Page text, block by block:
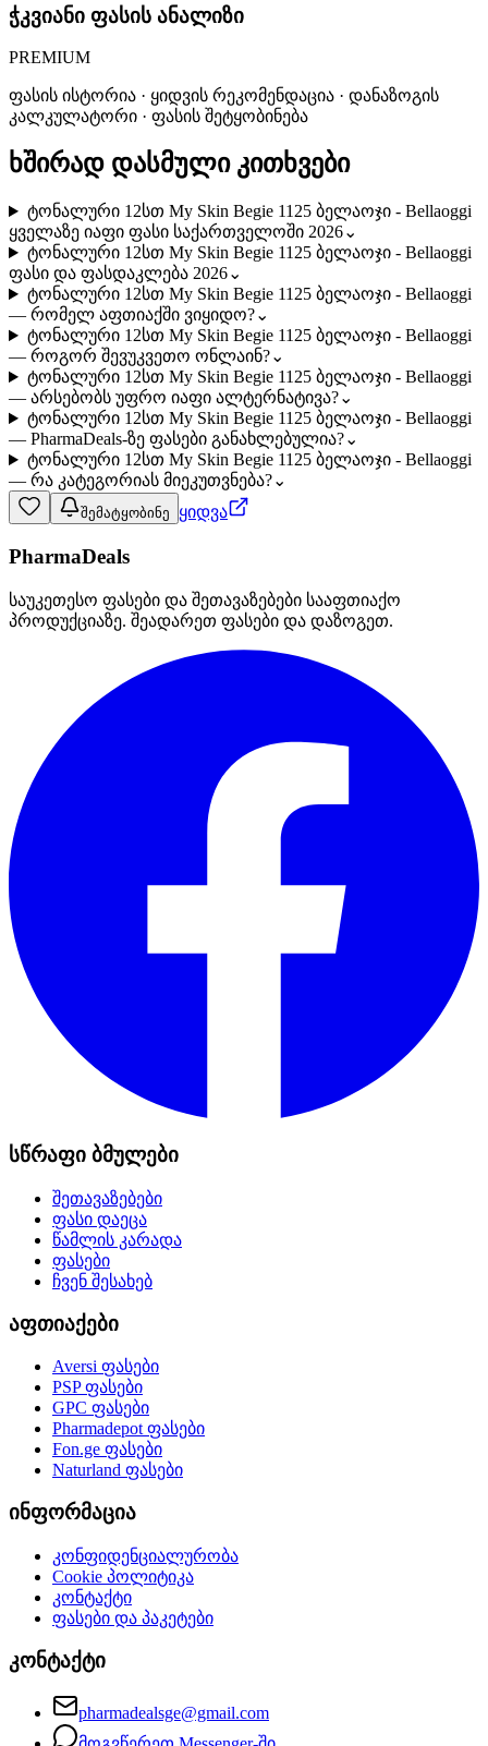
ჭკვიანი ფასის ანალიზი
PREMIUM
ფასის ისტორია · ყიდვის რეკომენდაცია · დანაზოგის
კალკულატორი · ფასის შეტყობინება
ხშირად დასმული კითხვები
ტონალური 12სთ My Skin Begie 1125 ბელაოჯი - Bellaoggi
ყველაზე იაფი ფასი საქართველოში 2026⌄
ტონალური 12სთ My Skin Begie 1125 ბელაოჯი - Bellaoggi
ფასი და ფასდაკლება 2026⌄
ტონალური 12სთ My Skin Begie 1125 ბელაოჯი - Bellaoggi
— რომელ აფთიაქში ვიყიდო?⌄
ტონალური 12სთ My Skin Begie 1125 ბელაოჯი - Bellaoggi
— როგორ შევუკვეთო ონლაინ?⌄
ტონალური 12სთ My Skin Begie 1125 ბელაოჯი - Bellaoggi
— არსებობს უფრო იაფი ალტერნატივა?⌄
ტონალური 12სთ My Skin Begie 1125 ბელაოჯი - Bellaoggi
— PharmaDeals-ზე ფასები განახლებულია?⌄
ტონალური 12სთ My Skin Begie 1125 ბელაოჯი - Bellaoggi
— რა კატეგორიას მიეკუთვნება?⌄
შემატყობინე ყიდვა
PharmaDeals
საუკეთესო ფასები და შეთავაზებები სააფთიაქო
პროდუქციაზე. შეადარეთ ფასები და დაზოგეთ.
სწრაფი ბმულები
შეთავაზებები
ფასი დაეცა
წამლის კარადა
ფასები
ჩვენ შესახებ
აფთიაქები
Aversi ფასები
PSPფასები
GPC ფასები
Pharmadepotფასები
Fon.ge ფასები
Naturland ფასები
ინფორმაცია
კონფიდენციალურობა
Cookie პოლიტიკა
კონტაქტი
ფასები და პაკეტები
კონტაქტი
pharmadealsge@gmail.com